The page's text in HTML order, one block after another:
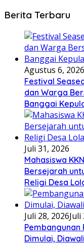
Berita Terbaru
Agustus 6, 2026
Festival
dan Warga
Banggai
Juli 31, 2026
Mahasiswa
Bersejarah
Religi Desa
Juli 28, 2026Juli
Pembangunan
Dimulai,